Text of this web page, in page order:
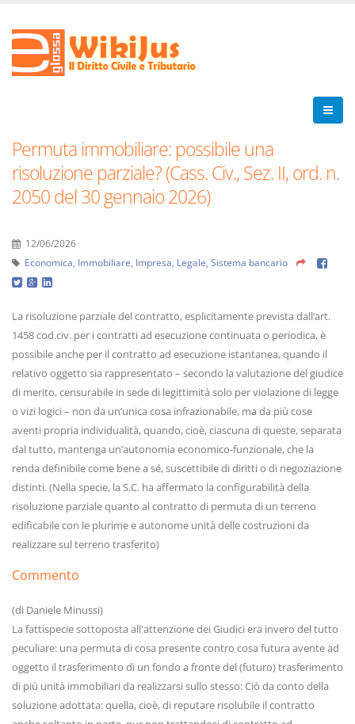
Permuta immobiliare: possibile una
risoluzione parziale? (Cass. Civ., Sez. II, ord. n.
2050 del 30 gennaio 2026)
12/06/2026
Economica Immobiliare Impresa Legale Sistema bancario
La risoluzione parziale del contratto, esplicitamente prevista dall’art.
1458 cod.civ. per i contratti ad esecuzione continuata o periodica, è
possibile anche per il contratto ad esecuzione istantanea, quando il
relativo oggetto sia rappresentato – secondo la valutazione del giudice
di merito, censurabile in sede di legittimità solo per violazione di legge
o vizi logici – non da un’unica cosa infrazionabile, ma da più cose
aventi propria individualità, quando, cioè, ciascuna di queste, separata
dal tutto, mantenga un’autonomia economico-funzionale, che la
renda definibile come bene a sé, suscettibile di diritti o di negoziazione
distinti. (Nella specie, la S.C. ha affermato la configurabilità della
risoluzione parziale quanto al contratto di permuta di un terreno
edificabile con le plurime e autonome unità delle costruzioni da
realizzare sul terreno trasferito)
Commento
(di Daniele Minussi)
La fattispecie sottoposta all'attenzione dei Giudici era invero del tutto
peculiare: una permuta di cosa presente contro cosa futura avente ad
oggetto il trasferimento di un fondo a fronte del (futuro) trasferimento
di più unità immobiliari da realizzarsi sullo stesso: Ciò da conto della
soluzione adottata: quella, cioè, di reputare risolubile il contratto